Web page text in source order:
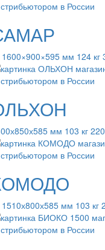
1600×900×595 мм 124 кг
мм 103 кг
1510х800х585 мм 103 кг